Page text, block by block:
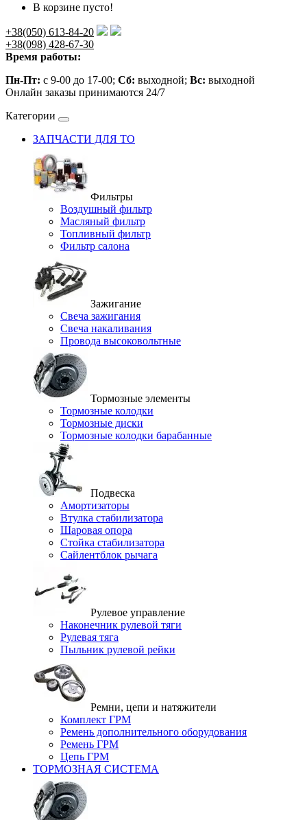
В корзине пусто!
+38(050) 613-84-20
+38(098) 428-67-30
Время работы:
Пн-Пт: с 9-00 до 17-00; Сб: выходной; Вс: выходной
Онлайн заказы принимаются 24/7
Категории
ЗАПЧАСТИ ДЛЯ ТО
Фильтры
Воздушный фильтр
Масляный фильтр
Топливный фильтр
Фильтр салона
Зажигание
Свеча зажигания
Свеча накаливания
Провода высоковольтные
Тормозные элементы
Тормозные колодки
Тормозные диски
Тормозные колодки барабанные
Подвеска
Амортизаторы
Втулка стабилизатора
Шаровая опора
Стойка стабилизатора
Сайлентблок рычага
Рулевое управление
Наконечник рулевой тяги
Рулевая тяга
Пыльник рулевой рейки
Ремни, цепи и натяжители
Комплект ГРМ
Ремень дополнительного оборудования
Ремень ГРМ
Цепь ГРМ
ТОРМОЗНАЯ СИСТЕМА